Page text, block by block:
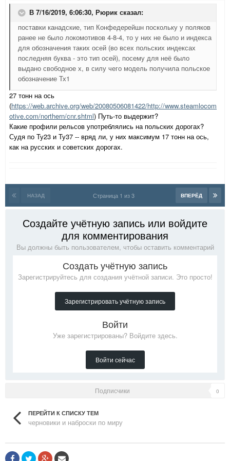
В 7/16/2019, 6:06:30, Рюрик сказал:
поставки канадские, тип Конфедерейшн поскольку у поляков
ранее не было локомотивов 4-8-4, то у них не было и индекса
для обозначения таких осей (во всех польских индексах
последняя буква - это тип осей), посему для неё было
выдано свободное х, в силу чего модель получила польское
обозначение Тх1
27 тонн на ось
(https://web.archive.org/web/20080506081422/http://www.steamlocom
otive.com/northern/cnr.shtml) Путь-то выдержит?
Какие профили рельсов употреблялись на польских дорогах?
Судя по Ту23 и Ту37 -- вряд ли, у них максимум 17 тонн на ось,
как на русских и советских дорогах.
НАЗАД ВПЕРЁД
Страница 1 из 3
Создайте учётную запись или войдите
для комментирования
Вы должны быть пользователем, чтобы оставить комментарий
Создать учётную запись
Зарегистрируйтесь для создания учётной записи. Это просто!
Зарегистрировать учётную запись
Войти
Уже зарегистрированы? Войдите здесь.
Войти сейчас
Подписчики 0
ПЕРЕЙТИ К СПИСКУ ТЕМ
черновики и наброски по миру